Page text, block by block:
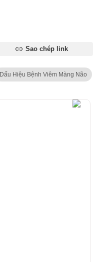
Sao chép link
Dấu Hiệu Bệnh Viêm Màng Não